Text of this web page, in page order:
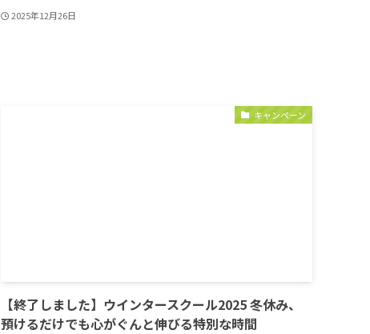
2025年12月26日
キャンペーン
【終了しました】ウインタースクール2025 冬休み、
預けるだけでも心がぐんと伸びる特別な時間